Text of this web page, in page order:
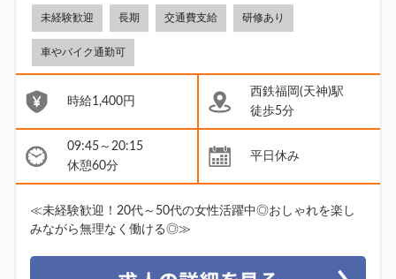
未経験歓迎 長期 交通費支給 研修あり
車やバイク通勤可
時給1,400円
西鉄福岡(天神)駅
徒歩5分
09:45～20:15
休憩60分
平日休み
≪未経験歓迎！20代～50代の女性活躍中◎おしゃれを楽し
みながら無理なく働ける◎≫